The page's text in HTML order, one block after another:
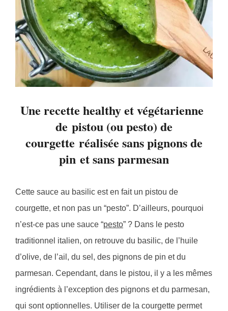
Une recette healthy et végétarienne
de pistou (ou pesto) de
courgette réalisée sans pignons de
pin et sans parmesan
Cette sauce au basilic est en fait un pistou de
courgette, et non pas un “pesto”. D’ailleurs, pourquoi
n’est-ce pas une sauce “pesto” ? Dans le pesto
traditionnel italien, on retrouve du basilic, de l’huile
d’olive, de l’ail, du sel, des pignons de pin et du
parmesan. Cependant, dans le pistou, il y a les mêmes
ingrédients à l’exception des pignons et du parmesan,
qui sont optionnelles. Utiliser de la courgette permet